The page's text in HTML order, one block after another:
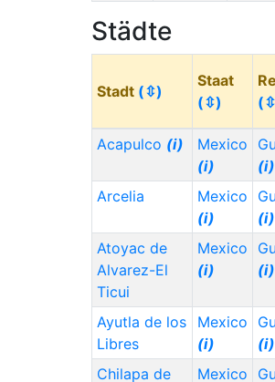
Städte
Stadt (⇳)
Staat
(⇳)
Acapulco (i)
Mexico
(i)
(i)
Arcelia
Mexico
(i)
(i)
Atoyac de
Alvarez-El
Ticui
Mexico
(i)
(i)
Ayutla de los
Libres
Mexico
(i)
(i)
Chilapa de Mexico